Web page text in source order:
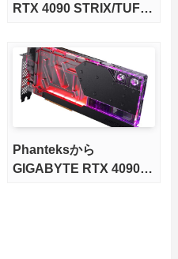
RTX 4090 STRIX/TUF専
クが発売
Phanteksから
GIGABYTE RTX 4090専